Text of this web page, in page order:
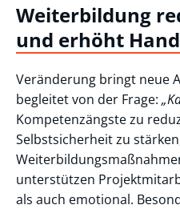
Weiterbildung
und erhöht
Veränderung bringt neue
begleitet von der Frage:
Kompetenzängste zu
Selbstsicherheit zu
unterstützen
als auch emotional.